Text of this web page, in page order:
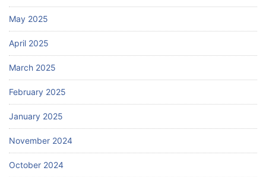
May 2025
April 2025
March 2025
February 2025
January 2025
November 2024
October 2024